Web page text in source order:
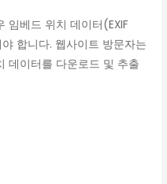
임베드 위치 데이터(EXIF
합니다. 웹사이트 방문자는
데이터를 다운로드 및 추출